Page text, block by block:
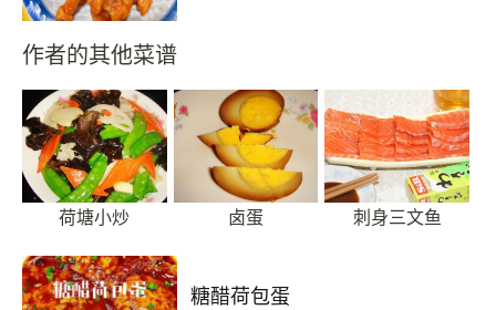
作者的其他菜谱
荷塘小炒 卤蛋 刺身三文鱼
糖醋荷包蛋